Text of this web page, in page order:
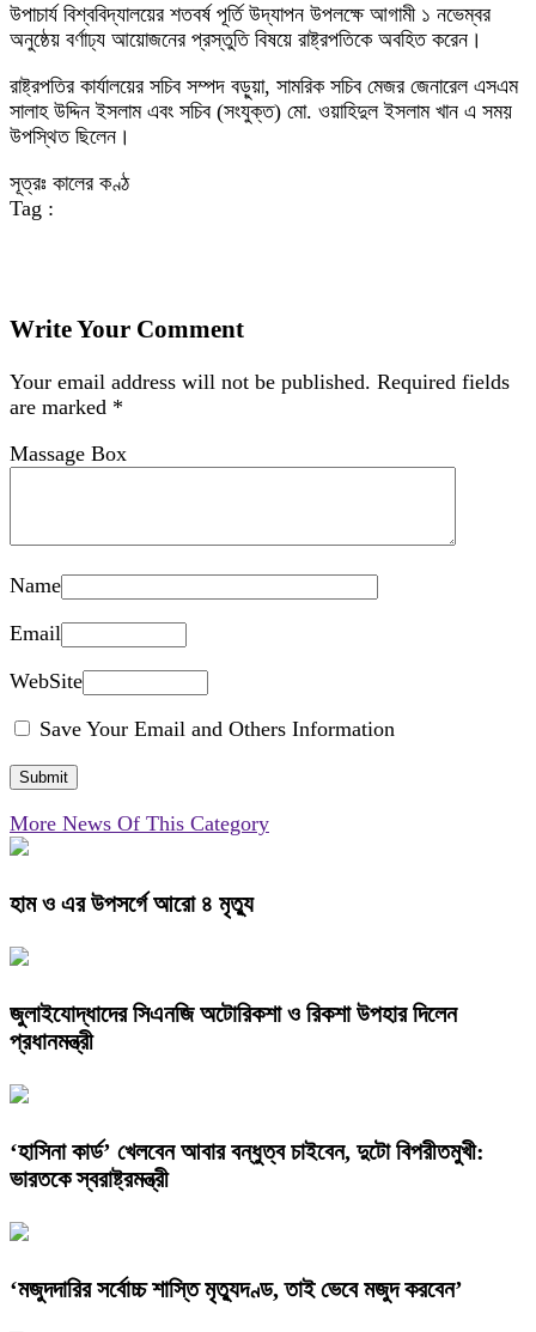
উপাচার্য বিশ্ববিদ্যালয়ের শতবর্ষ পূর্তি উদ্‌যাপন উপলক্ষে আগামী ১ নভেম্বর
অনুষ্ঠেয় বর্ণাঢ্য আয়োজনের প্রস্তুতি বিষয়ে রাষ্ট্রপতিকে অবহিত করেন।
রাষ্ট্রপতির কার্যালয়ের সচিব সম্পদ বড়ুয়া, সামরিক সচিব মেজর জেনারেল এসএম
সালাহ উদ্দিন ইসলাম এবং সচিব (সংযুক্ত) মো. ওয়াহিদুল ইসলাম খান এ সময়
উপস্থিত ছিলেন।
সূত্রঃ কালের কণ্ঠ
Tag :
Write Your Comment
Your email address will not be published. Required fields
are marked *
Massage Box
Name
Email
WebSite
Save Your Email and Others Information
More News Of This Category
হাম ও এর উপসর্গে আরো ৪ মৃত্যু
জুলাইযোদ্ধাদের সিএনজি অটোরিকশা ও রিকশা উপহার দিলেন
প্রধানমন্ত্রী
‘হাসিনা কার্ড’ খেলবেন আবার বন্ধুত্ব চাইবেন, দুটো বিপরীতমুখী:
ভারতকে স্বরাষ্ট্রমন্ত্রী
‘মজুদদারির সর্বোচ্চ শাস্তি মৃত্যুদণ্ড, তাই ভেবে মজুদ করবেন’